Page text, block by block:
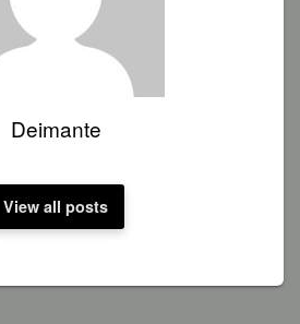
Deimante
View all posts